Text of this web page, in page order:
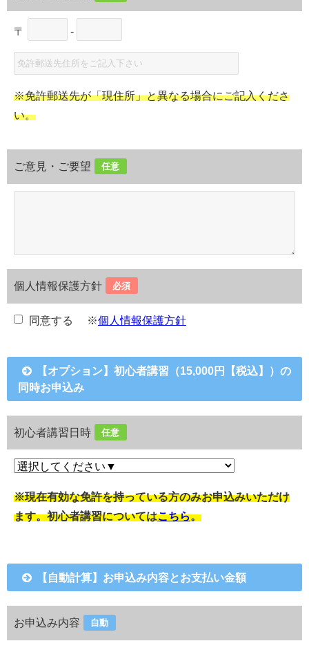
〒 -
※免許郵送先が「現住所」と異なる場合にご記入くださ
い。
ご意見・ご要望 任意
個人情報保護方針 必須
同意する ※個人情報保護方針
【オプション】初心者講習（15,000円【税込】）の
同時お申込み
初心者講習日時 任意
※現在有効な免許を持っている方のみお申込みいただけ
ます。初心者講習についてはこちら。
【自動計算】お申込み内容とお支払い金額
お申込み内容 自動